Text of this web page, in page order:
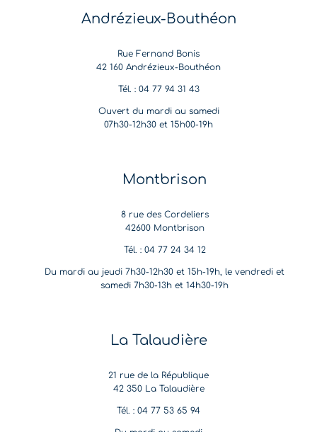
Andrézieux-Bouthéon
Rue Fernand Bonis
42 160 Andrézieux-Bouthéon
Tél. : 04 77 94 31 43
Ouvert du mardi au samedi
07h30-12h30 et 15h00-19h
Montbrison
8 rue des Cordeliers
42600 Montbrison
Tél. : 04 77 24 34 12
Du mardi au jeudi 7h30-12h30 et 15h-19h, le vendredi et
samedi 7h30-13h et 14h30-19h
La Talaudière
21 rue de la République
42 350 La Talaudière
Tél. : 04 77 53 65 94